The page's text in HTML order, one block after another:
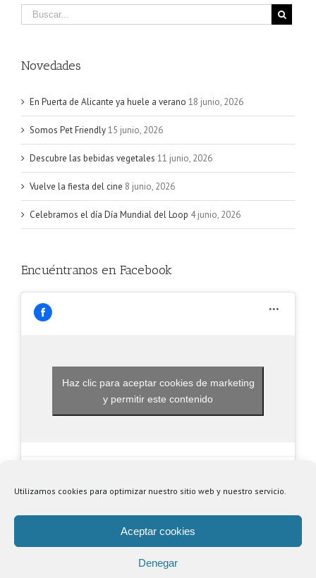
Utilizamos cookies para optimizar nuestro sitio web y nuestro servicio.
Aceptar cookies
Denegar
Novedades
En Puerta de Alicante ya huele a verano 18 junio, 2026
Somos Pet Friendly15 junio, 2026
Descubre las bebidas vegetales 11 junio, 2026
Vuelve la fiesta del cine 8 junio, 2026
Celebramos el día Día Mundial del Loop 4 junio, 2026
Encuéntranos en Facebook
Haz clic para aceptar cookies de marketing
y permitir este contenido